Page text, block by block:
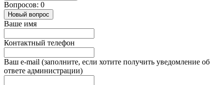
Вопросов: 0
Новый вопрос
Ваше имя
Контактный телефон
Ваш e-mail (заполните, если хотите получить уведомление об
ответе администрации)